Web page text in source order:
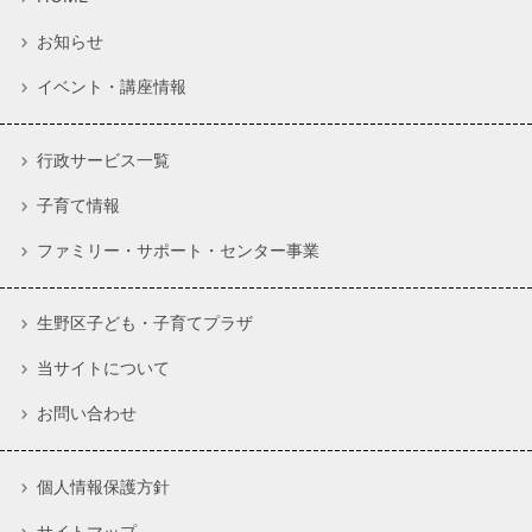
お知らせ
イベント・講座情報
行政サービス一覧
子育て情報
ファミリー・サポート・センター事業
生野区子ども・子育てプラザ
当サイトについて
お問い合わせ
個人情報保護方針